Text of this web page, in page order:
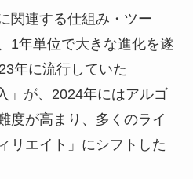
関連する仕組み・ツー
1年単位で大きな進化を遂
年に流行していた
」が、2024年にはアルゴ
度が高まり、多くのライ
リエイト」にシフトした